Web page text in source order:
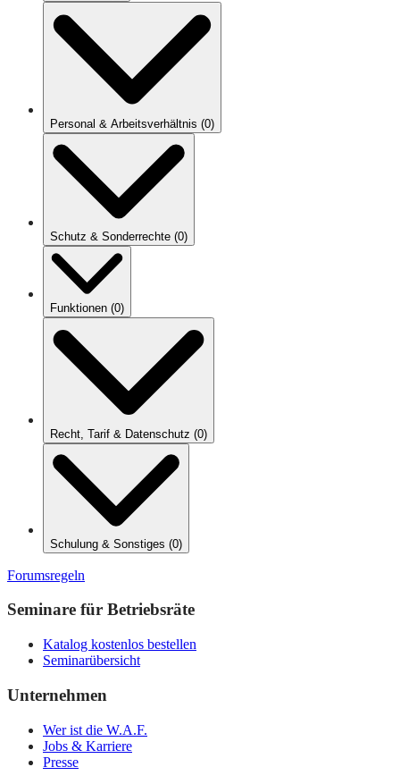
Personal & Arbeitsverhältnis (0)
Schutz & Sonderrechte (0)
Funktionen (0)
Recht, Tarif & Datenschutz (0)
Schulung & Sonstiges (0)
Forumsregeln
Seminare für Betriebsräte
Katalog kostenlos bestellen
Seminarübersicht
Unternehmen
Wer ist die W.A.F.
Jobs & Karriere
Presse